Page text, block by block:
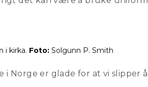
i kirka. Foto: Solgunn P. Smith
i Norge er glade for at vi slipper